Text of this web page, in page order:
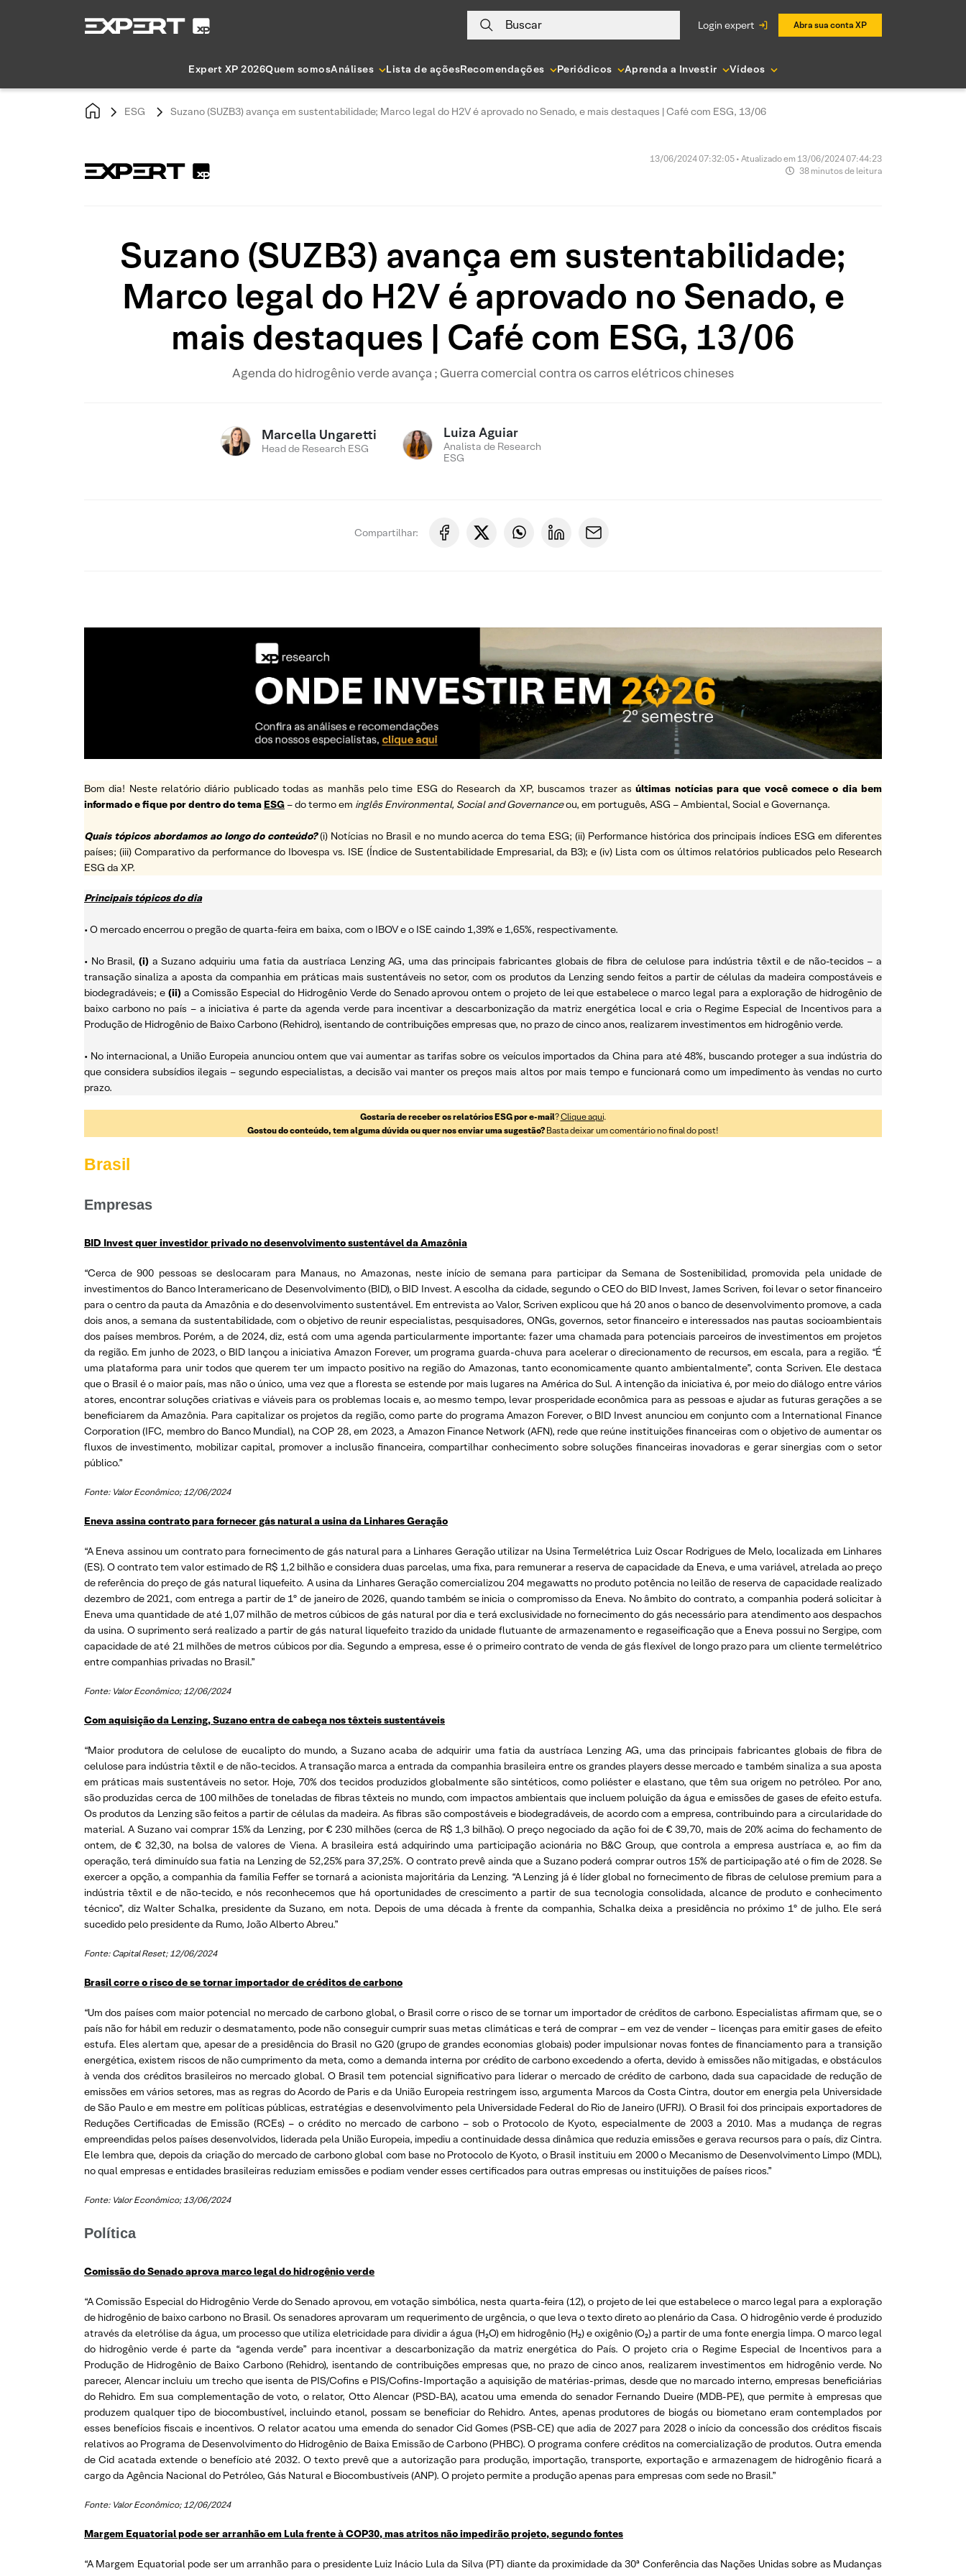
Buscar login expert Abra sua conta XP
Expert XP 2026Quem somosAnálises Lista de açõesRecomendações Periódicos Aprenda a Investir Vídeos
ESG Suzano (SUZB3) avança em sustentabilidade; Marco legal do H2V é aprovado no Senado, e mais destaques | Café com ESG, 13/06
13/06/2024 07:32:05 • Atualizado em 13/06/2024 07:44:23
38 minutos de leitura
Suzano (SUZB3) avança em sustentabilidade;
Marco legal do H2V é aprovado no Senado, e
mais destaques | Café com ESG, 13/06
Agenda do hidrogênio verde avança ; Guerra comercial contra os carros elétricos chineses
Marcella Ungaretti
Head de Research ESG
Luiza Aguiar
Analista de Research
ESG
Compartilhar:
Bom dia! Neste relatório diário publicado todas as manhãs pelo time ESG do Research da XP, buscamos trazer asúltimas notícias para que você comece o dia bem
informado e fique por dentro do tema ESG – do termo em inglês Environmental, Social and Governanceou, em português, ASG – Ambiental, Social e Governança.
Quais tópicos abordamos ao longo do conteúdo? (i) Notícias no Brasil e no mundo acerca do tema ESG; (ii) Performance histórica dos principais índices ESG em diferentes
países; (iii) Comparativo da performance do Ibovespa vs. ISE (Índice de Sustentabilidade Empresarial, da B3); e (iv) Lista com os últimos relatórios publicados pelo Research
ESG da XP.
Principais tópicos do dia
• O mercado encerrou o pregão de quarta-feira em baixa, com o IBOV e o ISE caindo 1,39% e 1,65%, respectivamente.
• No Brasil,(i) a Suzano adquiriu uma fatia da austríaca Lenzing AG, uma das principais fabricantes globais de fibra de celulose para indústria têxtil e de não-tecidos – a
transação sinaliza a aposta da companhia em práticas mais sustentáveis no setor, com os produtos da Lenzing sendo feitos a partir de células da madeira compostáveis e
biodegradáveis; e (ii)a Comissão Especial do Hidrogênio Verde do Senado aprovou ontem o projeto de lei que estabelece o marco legal para a exploração de hidrogênio de
baixo carbono no país – a iniciativa é parte da agenda verde para incentivar a descarbonização da matriz energética local e cria o Regime Especial de Incentivos para a
Produção de Hidrogênio de Baixo Carbono (Rehidro), isentando de contribuições empresas que, no prazo de cinco anos, realizarem investimentos em hidrogênio verde.
• No internacional, a União Europeia anunciou ontem que vai aumentar as tarifas sobre os veículos importados da China para até 48%, buscando proteger a sua indústria do
que considera subsídios ilegais – segundo especialistas, a decisão vai manter os preços mais altos por mais tempo e funcionará como um impedimento às vendas no curto
prazo.
Gostaria de receber os relatórios ESG por e-mail?Clique aqui.
Gostou do conteúdo, tem alguma dúvida ou quer nos enviar uma sugestão? Basta deixar um comentário no final do post!
Brasil
Empresas
BID Invest quer investidor privado no desenvolvimento sustentável da Amazônia
“Cerca de 900 pessoas se deslocaram para Manaus, no Amazonas, neste início de semana para participar da Semana de Sostenibilidad, promovida pela unidade de
investimentos do Banco Interamericano de Desenvolvimento (BID), o BID Invest. A escolha da cidade, segundo o CEO do BID Invest, James Scriven, foi levar o setor financeiro
para o centro da pauta da Amazônia e do desenvolvimento sustentável. Em entrevista ao Valor, Scriven explicou que há 20 anos o banco de desenvolvimento promove, a cada
dois anos, a semana da sustentabilidade, com o objetivo de reunir especialistas, pesquisadores, ONGs, governos, setor financeiro e interessados nas pautas socioambientais
dos países membros. Porém, a de 2024, diz, está com uma agenda particularmente importante: fazer uma chamada para potenciais parceiros de investimentos em projetos
da região. Em junho de 2023, o BID lançou a iniciativa Amazon Forever, um programa guarda-chuva para acelerar o direcionamento de recursos, em escala, para a região. “É
uma plataforma para unir todos que querem ter um impacto positivo na região do Amazonas, tanto economicamente quanto ambientalmente”, conta Scriven. Ele destaca
que o Brasil é o maior país, mas não o único, uma vez que a floresta se estende por mais lugares na América do Sul. A intenção da iniciativa é, por meio do diálogo entre vários
atores, encontrar soluções criativas e viáveis para os problemas locais e, ao mesmo tempo, levar prosperidade econômica para as pessoas e ajudar as futuras gerações a se
beneficiarem da Amazônia. Para capitalizar os projetos da região, como parte do programa Amazon Forever, o BID Invest anunciou em conjunto com a International Finance
Corporation (IFC, membro do Banco Mundial), na COP 28, em 2023, a Amazon Finance Network (AFN), rede que reúne instituições financeiras com o objetivo de aumentar os
fluxos de investimento, mobilizar capital, promover a inclusão financeira, compartilhar conhecimento sobre soluções financeiras inovadoras e gerar sinergias com o setor
público.”
Fonte: Valor Econômico; 12/06/2024
Eneva assina contrato para fornecer gás natural a usina da Linhares Geração
“A Eneva assinou um contrato para fornecimento de gás natural para a Linhares Geração utilizar na Usina Termelétrica Luiz Oscar Rodrigues de Melo, localizada em Linhares
(ES). O contrato tem valor estimado de R$ 1,2 bilhão e considera duas parcelas, uma fixa, para remunerar a reserva de capacidade da Eneva, e uma variável, atrelada ao preço
de referência do preço de gás natural liquefeito. A usina da Linhares Geração comercializou 204 megawatts no produto potência no leilão de reserva de capacidade realizado
dezembro de 2021, com entrega a partir de 1º de janeiro de 2026, quando também se inicia o compromisso da Eneva. No âmbito do contrato, a companhia poderá solicitar à
Eneva uma quantidade de até 1,07 milhão de metros cúbicos de gás natural por dia e terá exclusividade no fornecimento do gás necessário para atendimento aos despachos
da usina. O suprimento será realizado a partir de gás natural liquefeito trazido da unidade flutuante de armazenamento e regaseificação que a Eneva possui no Sergipe, com
capacidade de até 21 milhões de metros cúbicos por dia. Segundo a empresa, esse é o primeiro contrato de venda de gás flexível de longo prazo para um cliente termelétrico
entre companhias privadas no Brasil.”
Fonte: Valor Econômico; 12/06/2024
Com aquisição da Lenzing, Suzano entra de cabeça nos têxteis sustentáveis
“Maior produtora de celulose de eucalipto do mundo, a Suzano acaba de adquirir uma fatia da austríaca Lenzing AG, uma das principais fabricantes globais de fibra de
celulose para indústria têxtil e de não-tecidos. A transação marca a entrada da companhia brasileira entre os grandes players desse mercado e também sinaliza a sua aposta
em práticas mais sustentáveis no setor. Hoje, 70% dos tecidos produzidos globalmente são sintéticos, como poliéster e elastano, que têm sua origem no petróleo. Por ano,
são produzidas cerca de 100 milhões de toneladas de fibras têxteis no mundo, com impactos ambientais que incluem poluição da água e emissões de gases de efeito estufa.
Os produtos da Lenzing são feitos a partir de células da madeira. As fibras são compostáveis e biodegradáveis, de acordo com a empresa, contribuindo para a circularidade do
material. A Suzano vai comprar 15% da Lenzing, por € 230 milhões (cerca de R$ 1,3 bilhão). O preço negociado da ação foi de € 39,70, mais de 20% acima do fechamento de
ontem, de € 32,30, na bolsa de valores de Viena. A brasileira está adquirindo uma participação acionária no B&C Group, que controla a empresa austríaca e, ao fim da
operação, terá diminuído sua fatia na Lenzing de 52,25% para 37,25%. O contrato prevê ainda que a Suzano poderá comprar outros 15% de participação até o fim de 2028. Se
exercer a opção, a companhia da família Feffer se tornará a acionista majoritária da Lenzing. “A Lenzing já é líder global no fornecimento de fibras de celulose premium para a
indústria têxtil e de não-tecido, e nós reconhecemos que há oportunidades de crescimento a partir de sua tecnologia consolidada, alcance de produto e conhecimento
técnico”, diz Walter Schalka, presidente da Suzano, em nota. Depois de uma década à frente da companhia, Schalka deixa a presidência no próximo 1º de julho. Ele será
sucedido pelo presidente da Rumo, João Alberto Abreu.”
Fonte: Capital Reset; 12/06/2024
Brasil corre o risco de se tornar importador de créditos de carbono
“Um dos países com maior potencial no mercado de carbono global, o Brasil corre o risco de se tornar um importador de créditos de carbono. Especialistas afirmam que, se o
país não for hábil em reduzir o desmatamento, pode não conseguir cumprir suas metas climáticas e terá de comprar – em vez de vender – licenças para emitir gases de efeito
estufa. Eles alertam que, apesar de a presidência do Brasil no G20 (grupo de grandes economias globais) poder impulsionar novas fontes de financiamento para a transição
energética, existem riscos de não cumprimento da meta, como a demanda interna por crédito de carbono excedendo a oferta, devido à emissões não mitigadas, e obstáculos
à venda dos créditos brasileiros no mercado global. O Brasil tem potencial significativo para liderar o mercado de crédito de carbono, dada sua capacidade de redução de
emissões em vários setores, mas as regras do Acordo de Paris e da União Europeia restringem isso, argumenta Marcos da Costa Cintra, doutor em energia pela Universidade
de São Paulo e em mestre em políticas públicas, estratégias e desenvolvimento pela Universidade Federal do Rio de Janeiro (UFRJ). O Brasil foi dos principais exportadores de
Reduções Certificadas de Emissão (RCEs) – o crédito no mercado de carbono – sob o Protocolo de Kyoto, especialmente de 2003 a 2010. Mas a mudança de regras
empreendidas pelos países desenvolvidos, liderada pela União Europeia, impediu a continuidade dessa dinâmica que reduzia emissões e gerava recursos para o país, diz Cintra.
Ele lembra que, depois da criação do mercado de carbono global com base no Protocolo de Kyoto, o Brasil instituiu em 2000 o Mecanismo de Desenvolvimento Limpo (MDL),
no qual empresas e entidades brasileiras reduziam emissões e podiam vender esses certificados para outras empresas ou instituições de países ricos.”
Fonte: Valor Econômico; 13/06/2024
Política
Comissão do Senado aprova marco legal do hidrogênio verde
“A Comissão Especial do Hidrogênio Verde do Senado aprovou, em votação simbólica, nesta quarta-feira (12), o projeto de lei que estabelece o marco legal para a exploração
de hidrogênio de baixo carbono no Brasil. Os senadores aprovaram um requerimento de urgência, o que leva o texto direto ao plenário da Casa. O hidrogênio verde é produzido
através da eletrólise da água, um processo que utiliza eletricidade para dividir a água (H₂O) em hidrogênio (H₂) e oxigênio (O₂) a partir de uma fonte energia limpa. O marco legal
do hidrogênio verde é parte da “agenda verde” para incentivar a descarbonização da matriz energética do País. O projeto cria o Regime Especial de Incentivos para a
Produção de Hidrogênio de Baixo Carbono (Rehidro), isentando de contribuições empresas que, no prazo de cinco anos, realizarem investimentos em hidrogênio verde. No
parecer, Alencar incluiu um trecho que isenta de PIS/Cofins e PIS/Cofins-Importação a aquisição de matérias-primas, desde que no marcado interno, empresas beneficiárias
do Rehidro. Em sua complementação de voto, o relator, Otto Alencar (PSD-BA), acatou uma emenda do senador Fernando Dueire (MDB-PE), que permite à empresas que
produzem qualquer tipo de biocombustível, incluindo etanol, possam se beneficiar do Rehidro. Antes, apenas produtores de biogás ou biometano eram contemplados por
esses benefícios fiscais e incentivos. O relator acatou uma emenda do senador Cid Gomes (PSB-CE) que adia de 2027 para 2028 o início da concessão dos créditos fiscais
relativos ao Programa de Desenvolvimento do Hidrogênio de Baixa Emissão de Carbono (PHBC). O programa confere créditos na comercialização de produtos. Outra emenda
de Cid acatada extende o benefício até 2032. O texto prevê que a autorização para produção, importação, transporte, exportação e armazenagem de hidrogênio ficará a
cargo da Agência Nacional do Petróleo, Gás Natural e Biocombustíveis (ANP). O projeto permite a produção apenas para empresas com sede no Brasil.”
Fonte: Valor Econômico; 12/06/2024
Margem Equatorial pode ser arranhão em Lula frente à COP30, mas atritos não impedirão projeto, segundo fontes
“A Margem Equatorial pode ser um arranhão para o presidente Luiz Inácio Lula da Silva (PT) diante da proximidade da 30ª Conferência das Nações Unidas sobre as Mudanças